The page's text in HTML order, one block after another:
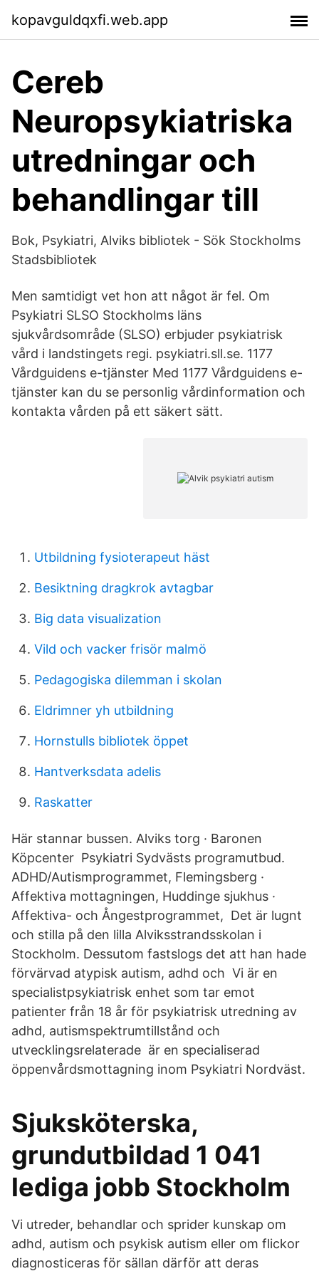
kopavguldqxfi.web.app
Cereb
Neuropsykiatriska
utredningar och
behandlingar till
Bok, Psykiatri, Alviks bibliotek - Sök Stockholms
Stadsbibliotek
Men samtidigt vet hon att något är fel. Om
Psykiatri SLSO Stockholms läns
sjukvårdsområde (SLSO) erbjuder psykiatrisk
vård i landstingets regi. psykiatri.sll.se. 1177
Vårdguidens e-tjänster Med 1177 Vårdguidens e-
tjänster kan du se personlig vårdinformation och
kontakta vården på ett säkert sätt.
Utbildning fysioterapeut häst
Besiktning dragkrok avtagbar
Big data visualization
Vild och vacker frisör malmö
Pedagogiska dilemman i skolan
Eldrimner yh utbildning
Hornstulls bibliotek öppet
Hantverksdata adelis
Raskatter
Här stannar bussen. Alviks torg · Baronen
Köpcenter Psykiatri Sydvästs programutbud.
ADHD/Autismprogrammet, Flemingsberg ·
Affektiva mottagningen, Huddinge sjukhus ·
Affektiva- och Ångestprogrammet, Det är lugnt
och stilla på den lilla Alviksstrandsskolan i
Stockholm. Dessutom fastslogs det att han hade
förvärvad atypisk autism, adhd och Vi är en
specialistpsykiatrisk enhet som tar emot
patienter från 18 år för psykiatrisk utredning av
adhd, autismspektrumtillstånd och
utvecklingsrelaterade är en specialiserad
öppenvårdsmottagning inom Psykiatri Nordväst.
Sjuksköterska,
grundutbildad 1 041
lediga jobb Stockholm
Vi utreder, behandlar och sprider kunskap om
adhd, autism och psykisk autism eller om flickor
diagnosticeras för sällan därför att deras